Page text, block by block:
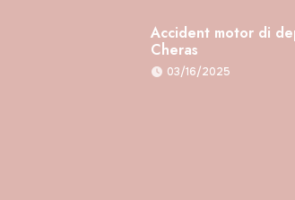
Accident motor di
Cheras
03/16/2025